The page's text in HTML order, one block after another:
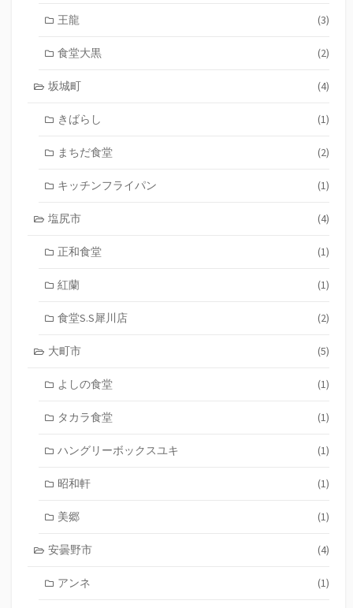
王龍 (3)
食堂大黒 (2)
坂城町 (4)
きばらし (1)
まちだ食堂 (2)
キッチンフライパン (1)
塩尻市 (4)
正和食堂 (1)
紅蘭 (1)
食堂S.S犀川店 (2)
大町市 (5)
よしの食堂 (1)
タカラ食堂 (1)
ハングリーボックスユキ (1)
昭和軒 (1)
美郷 (1)
安曇野市 (4)
アンネ (1)